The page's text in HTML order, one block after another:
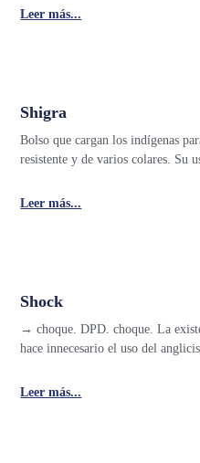
Leer más...
Shigra
Bolso que cargan los indígenas
resistente y de varios colares. Su
Leer más...
Shock
→ choque. DPD. choque. La
hace innecesario el uso del
Leer más...